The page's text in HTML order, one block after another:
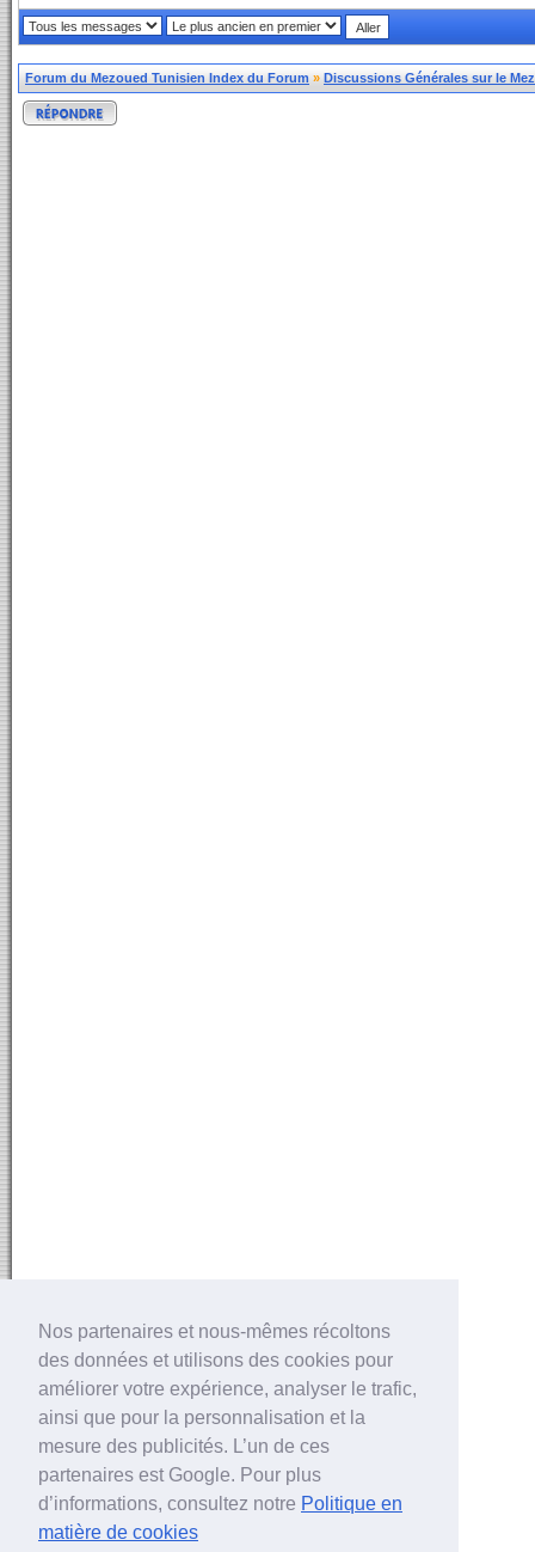
Nos partenaires et nous-mêmes récoltons
des données et utilisons des cookies pour
améliorer votre expérience, analyser le trafic,
ainsi que pour la personnalisation et la
mesure des publicités. L’un de ces
partenaires est Google. Pour plus
d’informations, consultez notre Politique en
matière de cookies
Forum du Mezoued Tunisien Index du Forum » Discussions Générales sur le